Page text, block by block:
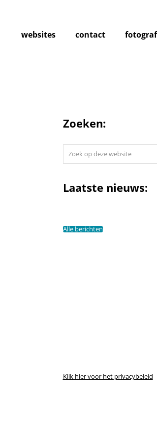
websites contact
Zoeken:
website
Laatste nieuws:
Alle berichten
Klik hier voor het privacybeleid